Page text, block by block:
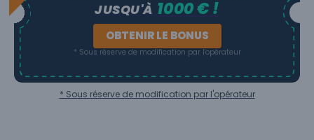
JUSQU'À 1000 € !
OBTENIR LE BONUS
* Sous réserve de modification par l'opérateur
* Sous réserve de modification par l'opérateur